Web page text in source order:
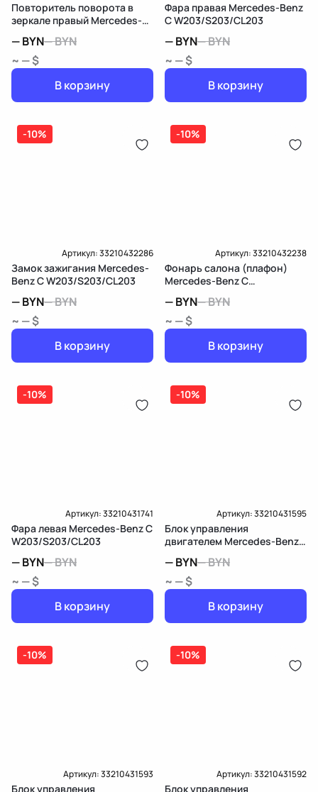
Повторитель поворота в
зеркале правый Mercedes-
—BYN—BYN
~ — $
В корзину
Фара правая Mercedes-Benz
C W203/S203/CL203
—BYN—BYN
~ — $
В корзину
-10%
Артикул:33210432286
Замок зажигания Mercedes-
Benz C W203/S203/CL203
—BYN—BYN
~ — $
В корзину
-10%
Артикул:33210432238
Фонарь салона (плафон)
Mercedes-Benz C
—BYN—BYN
~ — $
В корзину
-10%
Артикул:33210431741
Фара левая Mercedes-Benz C
W203/S203/CL203
—BYN—BYN
~ — $
В корзину
-10%
Артикул:33210431595
Блок управления
двигателем Mercedes-Benz
—BYN—BYN
~ — $
В корзину
-10%
Артикул:33210431593
Блок управления
-10%
Артикул:33210431592
Блок управления